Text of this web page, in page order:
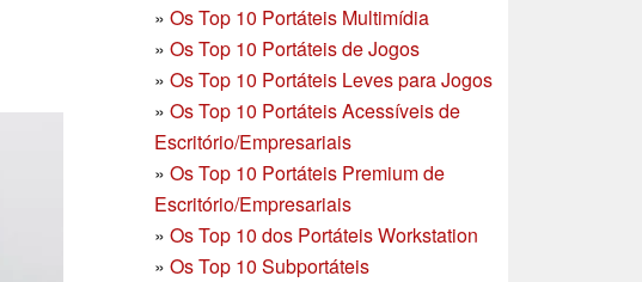
» Os Top 10 Portáteis Multimídia
» Os Top 10 Portáteis de Jogos
» Os Top 10 Portáteis Leves para Jogos
» Os Top 10 Portáteis Acessíveis de
Escritório/Empresariais
» Os Top 10 Portáteis Premium de
Escritório/Empresariais
» Os Top 10 dos Portáteis Workstation
» Os Top 10 Subportáteis